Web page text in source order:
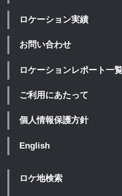
ロケーション実績
お問い合わせ
ロケーションレポート一
ご利用にあたって
個人情報保護方針
English
ロケ地検索